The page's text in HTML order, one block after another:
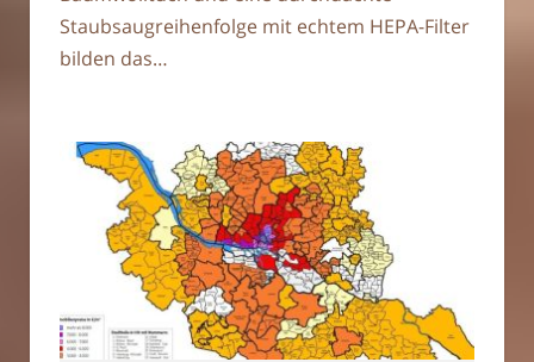
Staubsaugreihenfolge mit echtem HEPA-Filter
bilden das…